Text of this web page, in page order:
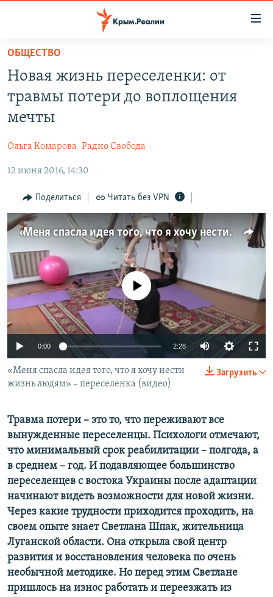
Вернуться
основному
содержанию
Вернутся
главной
Вернутся
поиску
11 ЛЕТ ОККУПАЦИИ КРЫМА. 11 ИСТОРИЙ СОПРОТИВЛЕНИЯ
ВОДА
ЕЩЕ
ИНТЕРАКТИВ
ИНФОГРАФИКА
ТЕЛЕПРОЕКТ КРЫМ.РЕАЛИИ
СОВЕТЫ ПРАВОЗАЩИТНИКОВ
ПРОПАВШИЕ БЕЗ ВЕСТИ
ПОБЕДИТЕЛЕЙ НЕ СУДЯТ?
КРЫМ.НЕПОКОРЕННЫЙ
ELIFBE
УКРАИНСКАЯ ПРОБЛЕМА КРЫМА
РАДІО СВОБОДА
КАК ОБОЙТИ БЛОКИРОВКУ
Українською
Qırımtatar
ПРИСОЕДИНЯЙТЕСЬ!
Все сайты RFE/RL
ОБЩЕСТВО
Новая жизнь переселенки: от
травмы потери до воплощения
мечты
Ольга Комарова Радио Свобода
12 июня 2016, 14:30
Поделиться Читать без VPN
«Меня спасла идея того, что я хочу нести жизнь людям» – переселенка (видео)
No media source currently available
0:00 2:28
Загрузить
«Меня спасла идея того, что я хочу нести
жизнь людям» – переселенка (видео)
Травма потери – это то, что переживают все
вынужденные переселенцы. Психологи отмечают,
что минимальный срок реабилитации – полгода, а
в среднем – год. И подавляющее большинство
переселенцев с востока Украины после адаптации
начинают видеть возможности для новой жизни.
Через какие трудности приходится проходить, на
своем опыте знает Светлана Шпак, жительница
Луганской области. Она открыла свой центр
развития и восстановления человека по очень
необычной методике. Но перед этим Светлане
пришлось на износ работать и переезжать из